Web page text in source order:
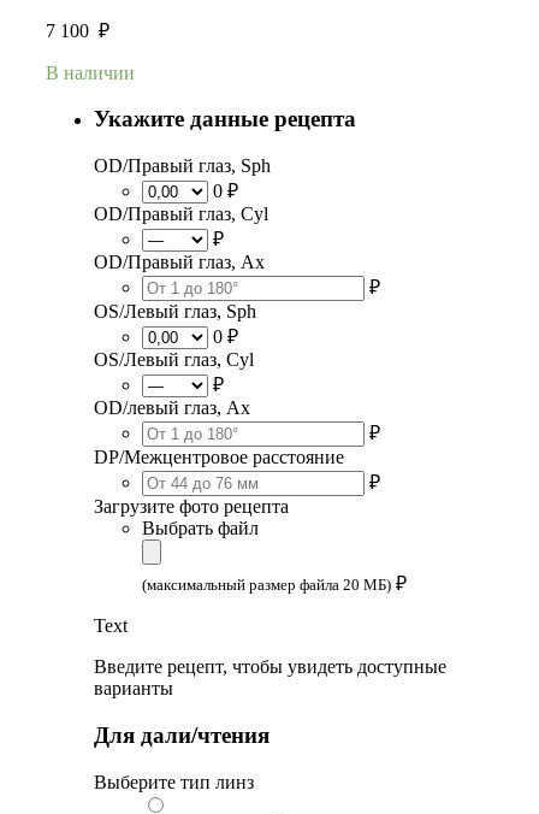
7 100 ₽
В наличии
Укажите данные рецепта
OD/Правый глаз, Sph
0 ₽
OD/Правый глаз, Cyl
₽
OD/Правый глаз, Ax
₽
OS/Левый глаз, Sph
0 ₽
OS/Левый глаз, Cyl
₽
OD/левый глаз, Ax
₽
DP/Межцентровое расстояние
₽
Загрузите фото рецепта
Выбрать файл
(максимальный размер файла 20 МБ) ₽
Text
Введите рецепт, чтобы увидеть доступные
варианты
Для дали/чтения
Выберите тип линз